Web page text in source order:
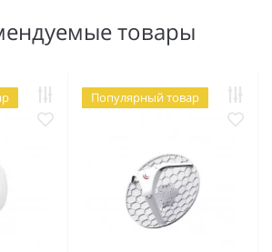
товары
Популярный товар